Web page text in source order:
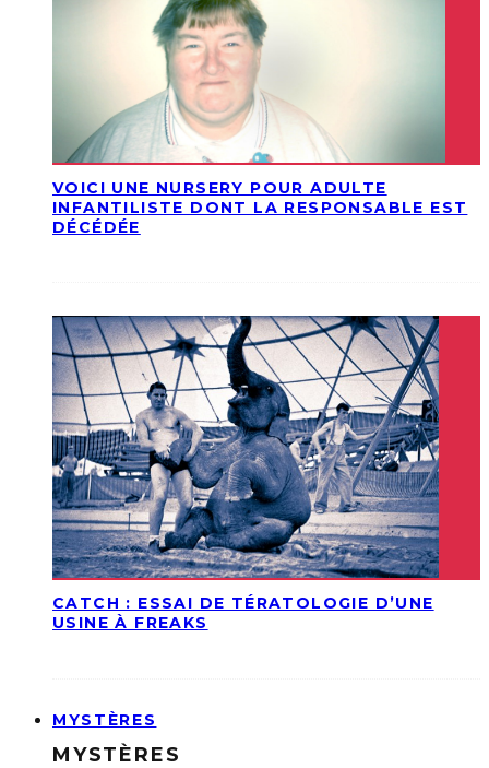
VOICI UNE NURSERY POUR ADULTE
INFANTILISTE DONT LA RESPONSABLE EST
DÉCÉDÉE
CATCH : ESSAI DE TÉRATOLOGIE D’UNE
USINE À FREAKS
MYSTÈRES
MYSTÈRES